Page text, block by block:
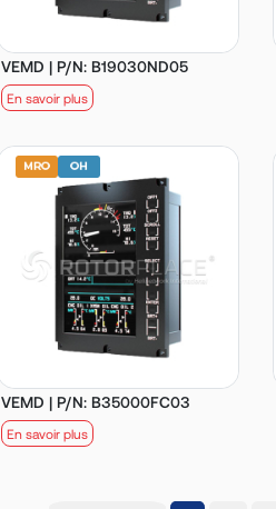
VEMD | P/N: B19030ND05
En savoir plus
VEMD | P/N: B35000FC03
En savoir plus